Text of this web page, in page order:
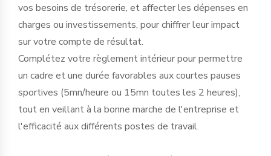
vos besoins de trésorerie, et affecter les dépenses en
charges ou investissements, pour chiffrer leur impact
sur votre compte de résultat.
Complétez votre règlement intérieur pour permettre
un cadre et une durée favorables aux courtes pauses
sportives (5mn/heure ou 15mn toutes les 2 heures),
tout en veillant à la bonne marche de l'entreprise et
l'efficacité aux différents postes de travail.